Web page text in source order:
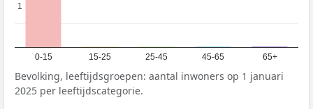
0-15 15-25 25-45 45-65 65+
1
1
Bevolking, leeftijdsgroepen: aantal inwoners op 1 januari
2025 per leeftijdscategorie.